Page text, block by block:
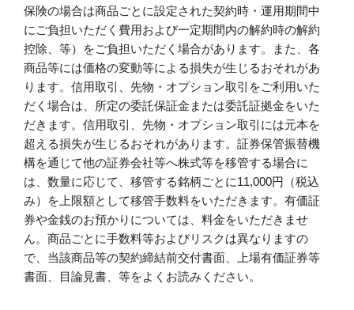
保険の場合は商品ごとに設定された契約時・運用期間中
にご負担いただく費用および一定期間内の解約時の解約
控除、等）をご負担いただく場合があります。また、各
商品等には価格の変動等による損失が生じるおそれがあ
ります。信用取引、先物・オプション取引をご利用いた
だく場合は、所定の委託保証金または委託証拠金をいた
だきます。信用取引、先物・オプション取引には元本を
超える損失が生じるおそれがあります。証券保管振替機
構を通じて他の証券会社等へ株式等を移管する場合に
は、数量に応じて、移管する銘柄ごとに11,000円（税込
み）を上限額として移管手数料をいただきます。有価証
券や金銭のお預かりについては、料金をいただきませ
ん。商品ごとに手数料等およびリスクは異なりますの
で、当該商品等の契約締結前交付書面、上場有価証券等
書面、目論見書、等をよくお読みください。